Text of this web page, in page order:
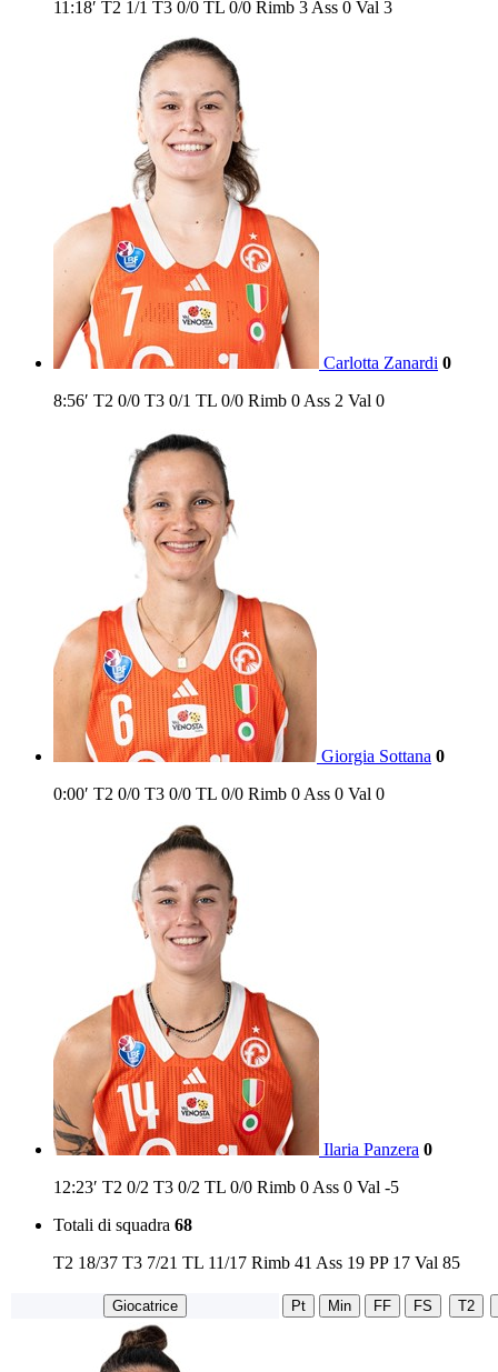
11:18′ T2 1/1 T3 0/0 TL 0/0 Rimb 3 Ass 0 Val 3
Carlotta Zanardi 0
8:56′ T2 0/0 T3 0/1 TL 0/0 Rimb 0 Ass 2 Val 0
Giorgia Sottana 0
0:00′ T2 0/0 T3 0/0 TL 0/0 Rimb 0 Ass 0 Val 0
Ilaria Panzera 0
12:23′ T2 0/2 T3 0/2 TL 0/0 Rimb 0 Ass 0 Val -5
Totali di squadra 68
T2 18/37 T3 7/21 TL 11/17 Rimb 41 Ass 19 PP 17 Val 85
Giocatrice Pt Min FF FS T2